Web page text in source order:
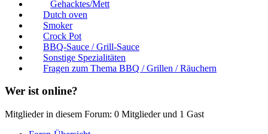
Gehacktes/Mett
Dutch oven
Smoker
Crock Pot
BBQ-Sauce / Grill-Sauce
Sonstige Spezialitäten
Fragen zum Thema BBQ / Grillen / Räuchern
Wer ist online?
Mitglieder in diesem Forum: 0 Mitglieder und 1 Gast